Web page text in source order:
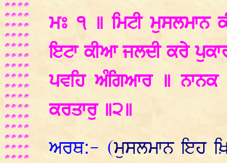
ਮਃ ੧ ॥ ਮਿਟੀ ਮੁਸਲਮਾਨ
ਇਟਾ ਕੀਆ ਜਲਦੀ ਕਰੇ
ਪਵਹਿ ਅੰਗਿਆਰ ॥
ਕਰਤਾਰੁ ॥੨॥
ਅਰਥ:- (ਮੁਸਲਮਾਨ ਇਹ